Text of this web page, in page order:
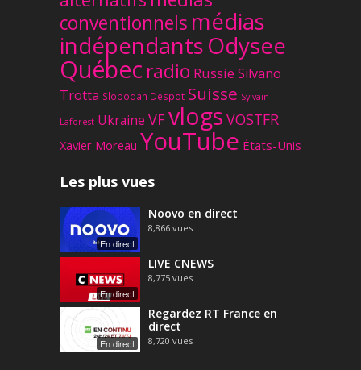
conventionnels médias
indépendantsOdysee
Québec radio Russie Silvano
Trotta Slobodan Despot Suisse Sylvain
Laforest Ukraine VFvlogs VOSTFR
Xavier Moreau YouTube États-Unis
Les plus vues
En direct
Noovo en direct
8,866 vues
En direct
LIVE CNEWS
8,775 vues
En direct
Regardez RT France en
direct
8,720 vues